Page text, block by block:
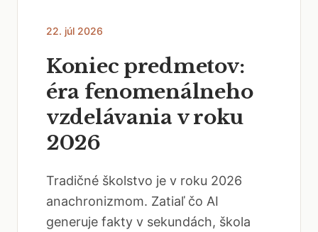
22. júl 2026
Koniec predmetov:
éra fenomenálneho
vzdelávania v roku
2026
Tradičné školstvo je v roku 2026
anachronizmom. Zatiaľ čo AI
generuje fakty v sekundách, škola